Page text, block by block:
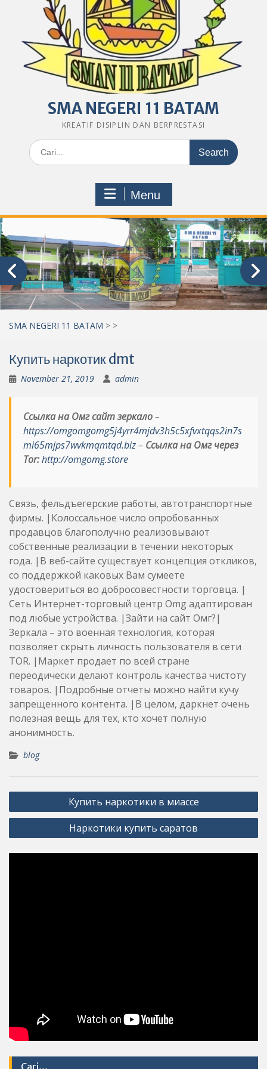
SMA NEGERI 11 BATAM
KREATIF DISIPLIN DAN BERPRESTASI
Search
for:
Menu
SMA NEGERI 11 BATAM > >
Купить наркотик dmt
November 21, 2019 admin
Ссылка на Омг сайт зеркало–
https://omgomgomg5j4yrr4mjdv3h5c5xfvxtqqs2in7s
mi65mjps7wvkmqmtqd.biz– Ссылка на Омг через
Tor:http://omgomg.store
Связь, фельдъегерские работы, автотранспортные
фирмы. |Колоссальное число опробованных
продавцов благополучно реализовывают
собственные реализации в течении некоторых
года. |В веб-сайте существует концепция откликов,
со поддержкой каковых Вам сумеете
удостовериться во добросовестности торговца. |
Сеть Интернет-торговый центр Omg адаптирован
под любые устройства. |Зайти на сайт Омг?|
Зеркала – это военная технология, которая
позволяет скрыть личность пользователя в сети
TOR. |Маркет продает по всей стране
переодически делают контроль качества чистоту
товаров. |Подробные отчеты можно найти кучу
запрещенного контента. |В целом, даркнет очень
полезная вещь для тех, кто хочет полную
анонимность.
blog
Post
navigation
Купить наркотики в миассе
Наркотики купить саратов
Cari…